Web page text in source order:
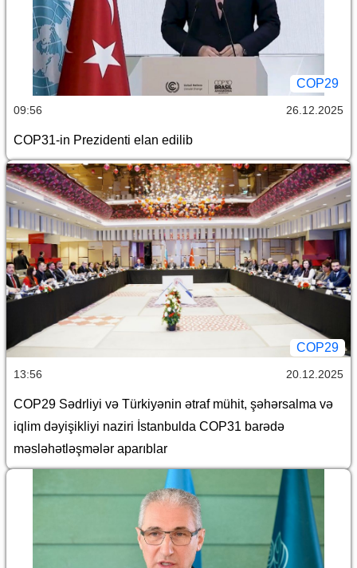
COP29
09:56 26.12.2025
COP31-in Prezidenti elan edilib
COP29
13:56 20.12.2025
COP29 Sədrliyi və Türkiyənin ətraf mühit, şəhərsalma və
iqlim dəyişikliyi naziri İstanbulda COP31 barədə
məsləhətləşmələr aparıblar